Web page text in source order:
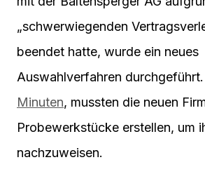
„schwerwiegenden
beendet hatte, wurde ein neues
Auswahlverfahren
Minuten, mussten die neuen
Probewerkstücke erstellen, um
nachzuweisen.